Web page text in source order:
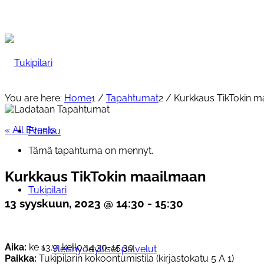
Etusivu
Tukipilari
Yleishyödylliset palvelut
You are here: Home1 / Tapahtumat2 / Kurkkaus TikTokin
« All Events
Tämä tapahtuma on mennyt.
Kurkkaus TikTokin maailmaan
13 syyskuun, 2023 @ 14:30 - 15:30
Aika: ke 13.9. kello 14.30-15.30
Paikka: Tukipilarin kokoontumistila (kirjastokatu 5 A 1)